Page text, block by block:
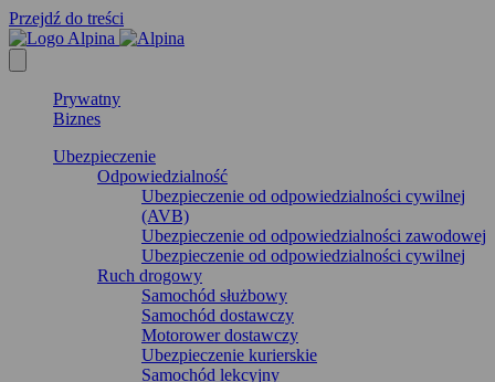
Przejdź do treści
Prywatny
Biznes
Ubezpieczenie
Odpowiedzialność
Ubezpieczenie od odpowiedzialności cywilnej
(AVB)
Ubezpieczenie od odpowiedzialności zawodowej
Ubezpieczenie od odpowiedzialności cywilnej
Ruch drogowy
Samochód służbowy
Samochód dostawczy
Motorower dostawczy
Ubezpieczenie kurierskie
Samochód lekcyjny